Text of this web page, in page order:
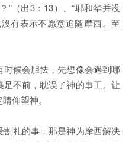
”（出3：13）、“耶和华并没
有表示不愿意追随摩西。至
候会胆怯，先想像会遇到哪
不前，耽误了神的事工。让
仰望神。
割礼的事，那是神为摩西解决